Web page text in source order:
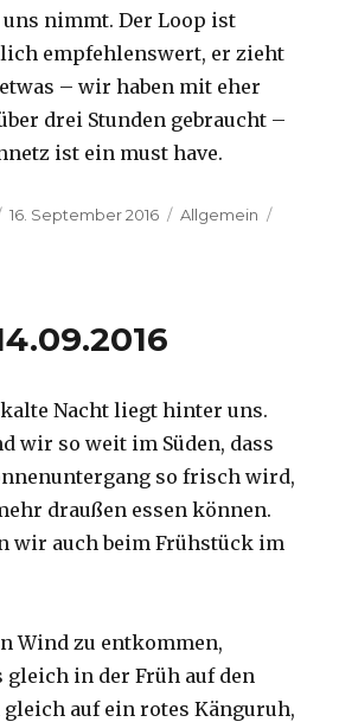
nimmt. Der Loop ist
empfehlenswert, er zieht
– wir haben mit eher
drei Stunden gebraucht –
ist ein must have.
Veröffentlicht
16. September 2016 Kategorien
Allgemein
Nacht liegt hinter uns.
wir so weit im Süden, dass
so frisch wird,
draußen essen können.
wir auch beim Frühstück im
Wind zu entkommen,
in der Früh auf den
gleich auf ein rotes Känguruh,